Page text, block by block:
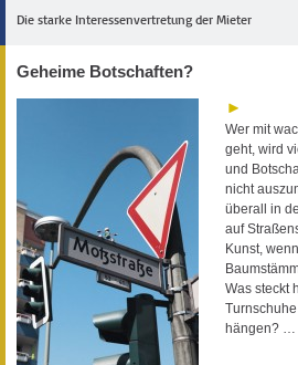
Die starke Interessenvertretung der Mieter
Geheime Botschaften?
Wer mit
geht, wird
und
nicht
überall in
auf
Kunst,
Was steckt
hängen? …